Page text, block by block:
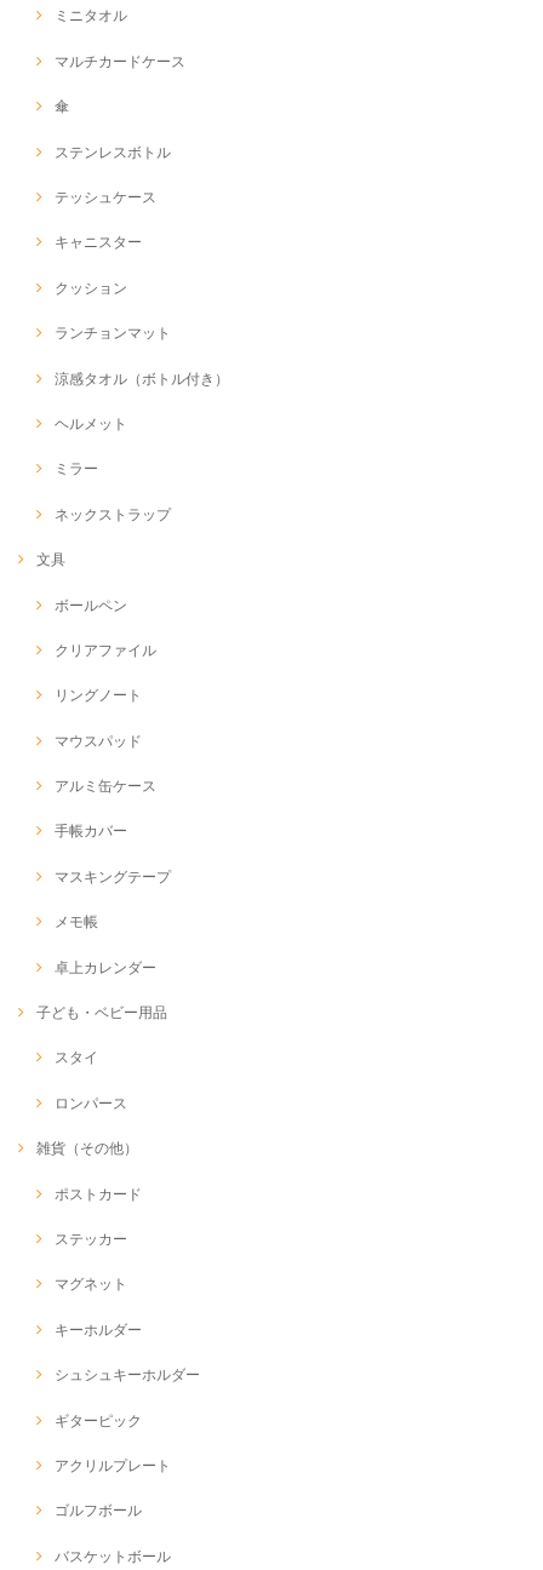
ミニタオル
マルチカードケース
傘
ステンレスボトル
テッシュケース
キャニスター
クッション
ランチョンマット
涼感タオル（ボトル付き）
ヘルメット
ミラー
ネックストラップ
文具
ボールペン
クリアファイル
リングノート
マウスパッド
アルミ缶ケース
手帳カバー
マスキングテープ
メモ帳
卓上カレンダー
子ども・ベビー用品
スタイ
ロンパース
雑貨（その他）
ポストカード
ステッカー
マグネット
キーホルダー
シュシュキーホルダー
ギターピック
アクリルプレート
ゴルフボール
バスケットボール